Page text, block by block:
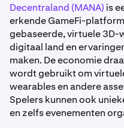
Decentraland (MANA) is
erkende GameFi-
gebaseerde, virtuele 3D-
digitaal land en
maken. De economie
wordt gebruikt om
wearables en andere
Spelers kunnen ook
en zelfs evenementen